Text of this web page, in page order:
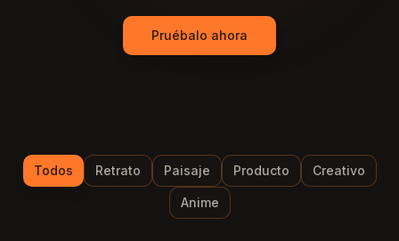
Pruébalo ahora
Todos Retrato Paisaje Producto Creativo
Anime